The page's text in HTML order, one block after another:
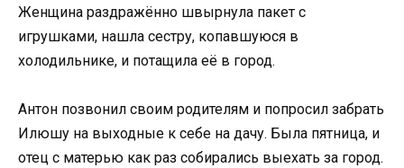
Женщина раздражённо швырнула пакет с
игрушками, нашла сестру, копавшуюся в
холодильнике, и потащила её в город.
Антон позвонил своим родителям и попросил забрать
Илюшу на выходные к себе на дачу. Была пятница, и
отец с матерью как раз собирались выехать за город.